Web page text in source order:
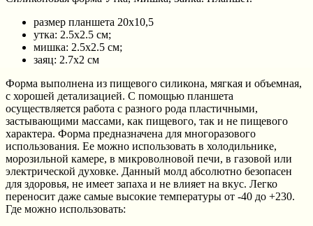
размер планшета 20х10,5
утка: 2.5х2.5 см;
мишка: 2.5х2.5 см;
заяц: 2.7х2 см
Форма выполнена из пищевого силикона, мягкая и объемная,
с хорошей детализацией. С помощью планшета
осуществляется работа с разного рода пластичными,
застывающими массами, как пищевого, так и не пищевого
характера. Форма предназначена для многоразового
использования. Ее можно использовать в холодильнике,
морозильной камере, в микроволновой печи, в газовой или
электрической духовке. Данный молд абсолютно безопасен
для здоровья, не имеет запаха и не влияет на вкус. Легко
переносит даже самые высокие температуры от -40 до +230.
Где можно использовать: